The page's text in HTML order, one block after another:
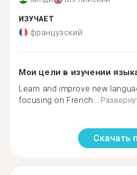
ИЗУЧАЕТ
французский
Мои цели в изучении
Learn and improve new
focusing on French...
Скачать